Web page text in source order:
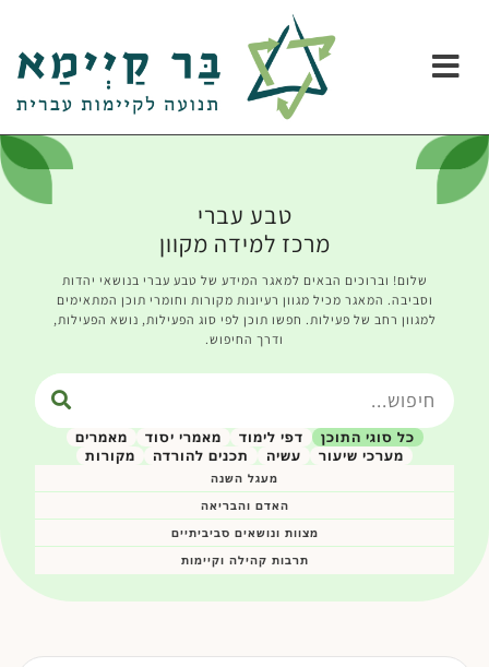
טבע עברי
מרכז למידה מקוון
שלום! וברוכים הבאים למאגר המידע של טבע עברי בנושאי יהדות
וסביבה. המאגר מכיל מגוון רעיונות מקורות וחומרי תוכן המתאימים
למגוון רחב של פעילות. חפשו תוכן לפי סוג הפעילות, נושא הפעילות,
ודרך החיפוש.
דפי לימוד מאמרי יסוד
מאמרים
מערכי שיעור
עשיה תכנים להורדה מקורות
כל סוגי התוכן
מעגל השנה
האדם והבריאה
מצוות ונושאים סביביתיים
תרבות קהילה וקיימות